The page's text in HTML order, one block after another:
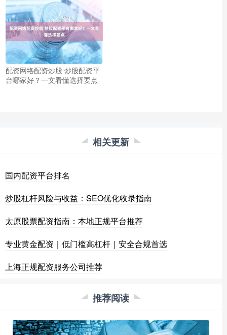
配资网络配资炒股 炒股配资平
台哪家好？一文看懂选择要点
相关更新
国内配资平台排名
炒股杠杆风险与收益：SEO优化收录指南
太原股票配资指南：本地正规平台推荐
专业黄金配资｜低门槛高杠杆｜安全合规首选
上海正规配资服务公司推荐
推荐阅读